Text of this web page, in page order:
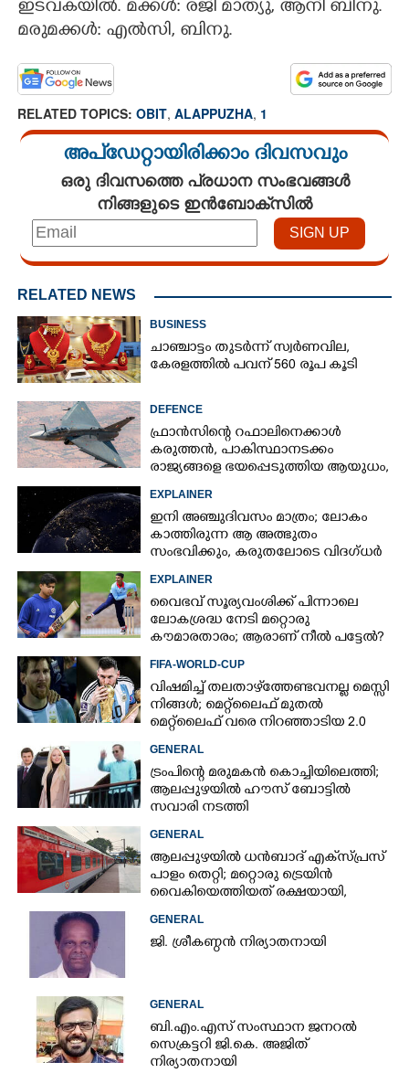
ഇടവകയിൽ. മക്കൾ: രജി മാത്യു, ആനി ബിനു.
മരുമക്കൾ: എൽസി, ബിനു.
RELATED TOPICS: OBIT, ALAPPUZHA, 1
അപ്ഡേറ്റായിരിക്കാം ദിവസവും
ഒരു ദിവസത്തെ പ്രധാന സംഭവങ്ങൾ
നിങ്ങളുടെ ഇൻബോക്സിൽ
RELATED NEWS
BUSINESS
ചാഞ്ചാട്ടം തുടർന്ന് സ്വർണവില,
കേരളത്തിൽ പവന് 560 രൂപ കൂടി
DEFENCE
ഫ്രാൻസിന്റെ റഫാലിനെക്കാൾ
കരുത്തൻ,​ പാകിസ്ഥാനടക്കം
രാജ്യങ്ങളെ ഭയപ്പെടുത്തിയ ആയുധം,​
ഇന്ത്യ നിർമ്മിച്ച എണ്ണം 100ലേക്ക്
EXPLAINER
ഇനി അഞ്ചുദിവസം മാത്രം; ലോകം
കാത്തിരുന്ന ആ അത്ഭുതം
സംഭവിക്കും, കരുതലോടെ വിദഗ്ധർ
EXPLAINER
വൈഭവ് സൂര്യവംശിക്ക് പിന്നാലെ
ലോകശ്രദ്ധ നേടി മറ്റൊരു
കൗമാരതാരം; ആരാണ് നീൽ പട്ടേൽ?
FIFA-WORLD-CUP
വിഷമിച്ച് തലതാഴ്‌ത്തേണ്ടവനല്ല മെസ്സി
നിങ്ങള്‍; മെറ്റ്‌ലൈഫ് മുതല്‍
മെറ്റ്‌ലൈഫ് വരെ നിറഞ്ഞാടിയ 2.0
GENERAL
ട്രംപിന്റെ മരുമകൻ കൊച്ചിയിലെത്തി;
ആലപ്പുഴയിൽ ഹൗസ് ബോട്ടിൽ
സവാരി നടത്തി
GENERAL
ആലപ്പുഴയിൽ ധൻബാദ് എക്‌സ്പ്രസ്
പാളം തെറ്റി; മറ്റൊരു ട്രെയിൻ
വൈകിയെത്തിയത് രക്ഷയായി,
ഒഴിവായത് വൻ ദുരന്തം
GENERAL
ജി. ശ്രീകണ്ഠൻ നിര്യാതനായി
GENERAL
ബി.എം.എസ് സംസ്ഥാന ജനറൽ
സെക്രട്ടറി ജി.കെ. അജിത്
നിര്യാതനായി